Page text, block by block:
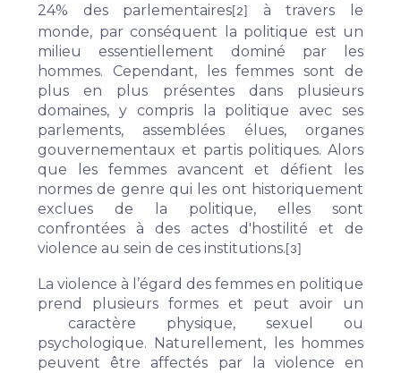
24% des parlementaires [2]
à travers le
monde, par conséquent la politique est un
milieu essentiellement dominé par les
hommes. Cependant, les femmes sont de
plus en plus présentes dans plusieurs
domaines, y compris la politique avec ses
parlements, assemblées élues, organes
gouvernementaux et partis politiques. Alors
que les femmes avancent et défient les
normes de genre qui les ont historiquement
exclues de la politique, elles sont
confrontées à des actes d'hostilité et de
violence au sein de ces institutions. [3]
La violence à l’égard des femmes en politique
prend plusieurs formes et peut avoir un
caractère physique, sexuel ou
psychologique. Naturellement, les hommes
peuvent être affectés par la violence en